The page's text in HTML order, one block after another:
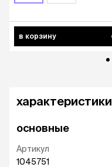
в корзину
характеристики
основные
Артикул
1045751